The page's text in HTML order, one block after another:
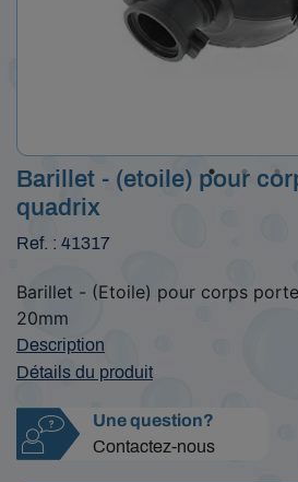
Barillet - (etoile) pour
quadrix
Ref. : 41317
Barillet - (Etoile) pour corps
20mm
Description
Détails du produit
Une question?
Contactez-nous